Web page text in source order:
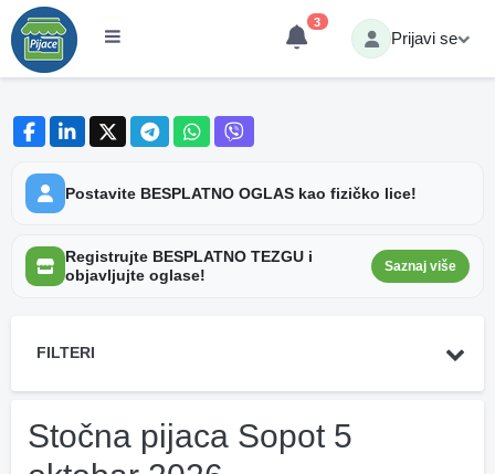
3
Prijavi se
Postavite BESPLATNO OGLAS kao fizičko lice!
Registrujte BESPLATNO TEZGU i
objavljujte oglase!
Saznaj više
FILTERI
Stočna pijaca Sopot 5